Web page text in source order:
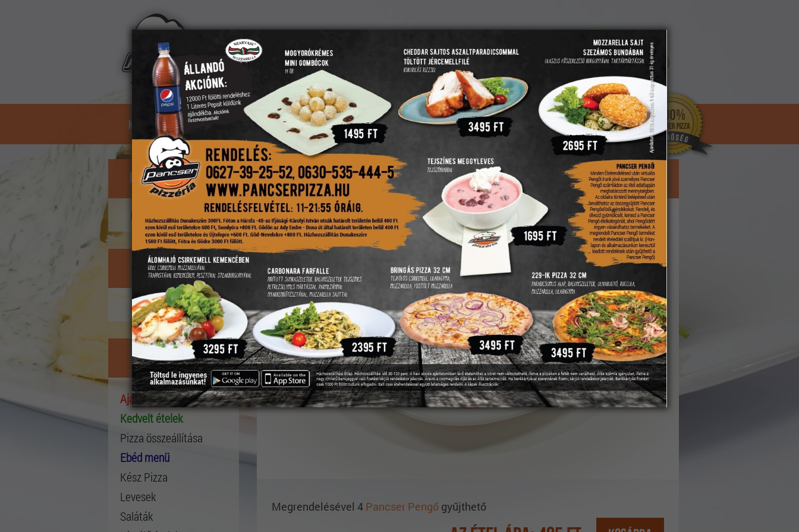
REGISZTRÁCIÓ
ELFELEJTETT JELSZÓ
Kosár:üres (Kosár mutatása
KEZDŐLAP ÉTLAP ASZTALFOGLALÁS ÉTTERMÜNK PANCSER PENGŐ KAPCSOLAT KOSÁR
Éttermünk ZÁRVA
Nyitás 10:40-kor.
Kosár
A kosárban nincs étel.
Étlap
Ajánlataink
Kedvelt ételek
Pizza összeállítása
Ebéd menü
Kész Pizza
Levesek
Saláták
Áfonyadzsem -Mártások
Megrendelésével 4 Pancser Pengő gyűjthető